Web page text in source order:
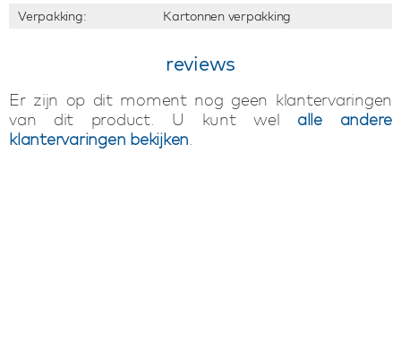
Verpakking:
Kartonnen verpakking
reviews
Er zijn op dit moment nog geen klantervaringen
van dit product. U kunt wel alle andere
klantervaringen bekijken.